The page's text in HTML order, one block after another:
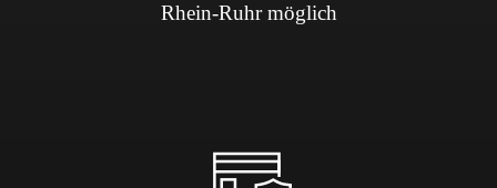
Rhein-Ruhr möglich